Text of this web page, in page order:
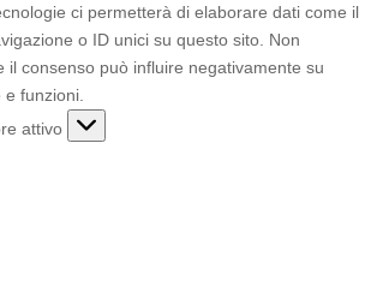
ci permetterà di elaborare dati come il
o ID unici su questo sito. Non
il consenso può influire negativamente su
funzioni.
attivo